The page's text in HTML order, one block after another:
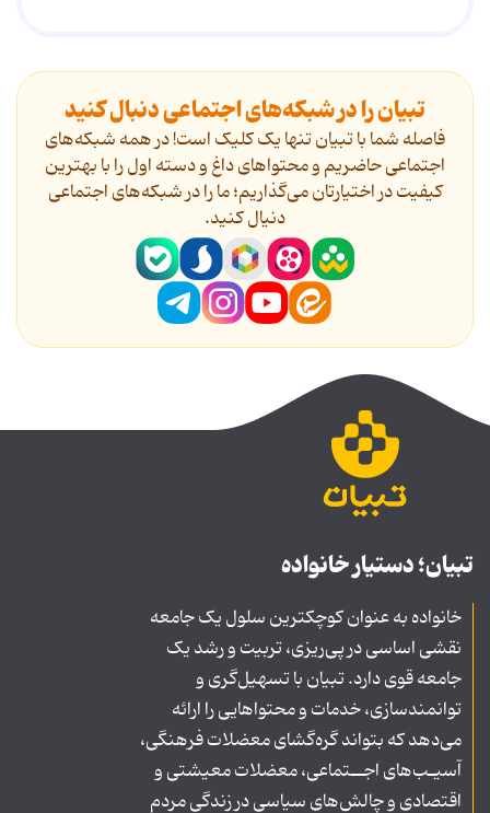
تبیان را در شبکه‌های اجتماعی دنبال کنید
فاصله شما با تبیان تنها یک کلیک است! در همه شبکه‌های
اجتماعی حاضریم و محتواهای داغ و دسته اول را با بهترین
کیفیت در اختیارتان می‌گذاریم؛ ما را در شبکه‌های اجتماعی
دنیال کنید.
تبیان؛ دستیار خانواده
خانواده به عنوان کوچکترین سلول یک جامعه
نقشی اساسی در پی‌ریزی، تربیت و رشد یک
جامعه قوی دارد. تبیان با تسهیل‌گری و
توانمندسازی، خدمات و محتواهایی را ارائه
می‌دهد که بتواند گره‌گشای معضلات فرهنگی،
آسیـب‌های اجــتماعی، معضلات معیشتی و
اقتصادی و چالش‌های سیاسی در زندگی مردم